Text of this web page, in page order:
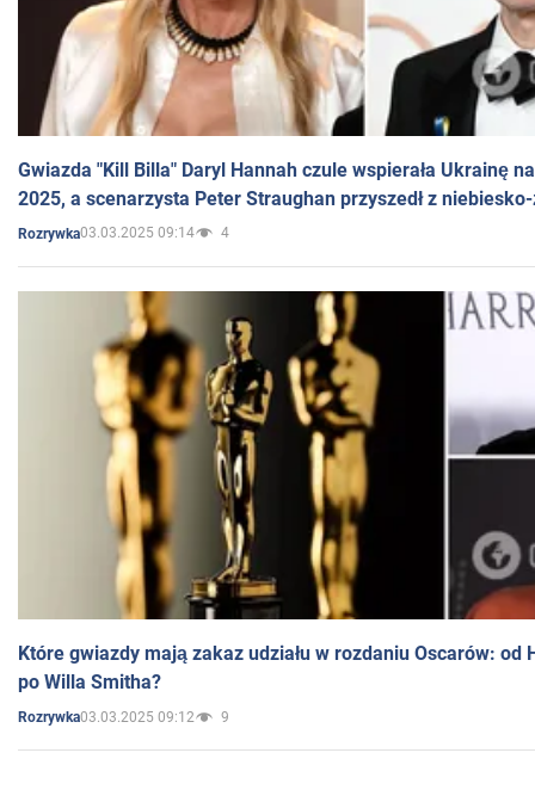
Gwiazda "Kill Billa" Daryl Hannah czule wspierała Ukrainę
2025, a scenarzysta Peter Straughan przyszedł z
Rozrywka03.03.2025 09:14 4
Które gwiazdy mają zakaz udziału w rozdaniu Oscarów: od
po Willa Smitha?
Rozrywka03.03.2025 09:12 9